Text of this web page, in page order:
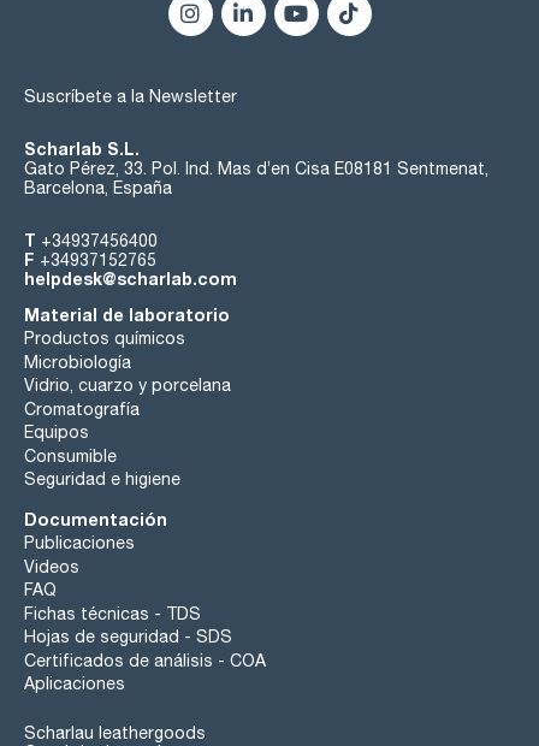
Suscríbete a la Newsletter
Scharlab S.L.
Gato Pérez, 33. Pol. Ind. Mas d’en Cisa E08181 Sentmenat,
Barcelona, España
T +34937456400
F +34937152765
helpdesk@scharlab.com
Material de laboratorio
Productos químicos
Microbiología
Vidrio, cuarzo y porcelana
Cromatografía
Equipos
Consumible
Seguridad e higiene
Documentación
Publicaciones
Videos
FAQ
Fichas técnicas - TDS
Hojas de seguridad - SDS
Certificados de análisis - COA
Aplicaciones
Scharlau leathergoods